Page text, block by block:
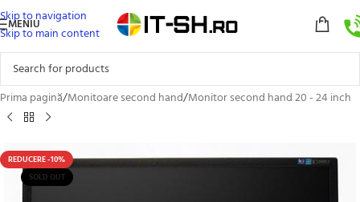
Skip to navigation
Skip to main content
MENIU
Prima pagină/Monitoare second hand/Monitor second hand 20 - 24 inch
REDUCERE -10%
SOLD OUT